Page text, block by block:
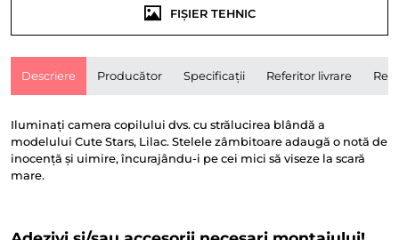
FIȘIER TEHNIC
Descriere Producător Specificații Referitor livrare
Iluminați camera copilului dvs. cu strălucirea blândă a
modelului Cute Stars, Lilac. Stelele zâmbitoare adaugă o notă de
inocență și uimire, încurajându-i pe cei mici să viseze la scară
mare.